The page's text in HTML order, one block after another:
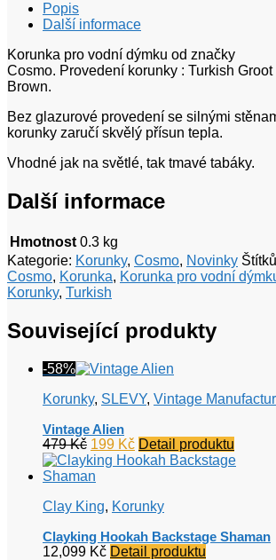
Popis
Další informace
Korunka pro vodní dýmku od značky
Cosmo. Provedení korunky : Turkish Groot
Brown.
Bez glazurové provedení se silnými
korunky zaručí skvělý přísun tepla.
Vhodné jak na světlé, tak tmavé tabáky.
Další informace
Hmotnost 0.3 kg
Kategorie: Korunky, Cosmo, Novinky
Cosmo, Korunka, Korunka pro vodní
Korunky, Turkish
Související produkty
-58%
Korunky, SLEVY, Vintage
Vintage Alien
479Kč Původní
cena
byla:
199 KčAktuální
cena
Detail produktu
Clay King, Korunky
Clayking Hookah Backstage Shaman
12,099 Kč Detail produktu